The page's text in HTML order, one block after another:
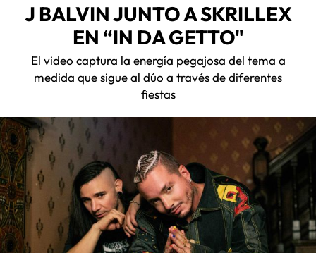
J BALVIN JUNTO A SKRILLEX
EN “IN DA GETTO"
El video captura la energía pegajosa del tema a
medida que sigue al dúo a través de diferentes
fiestas